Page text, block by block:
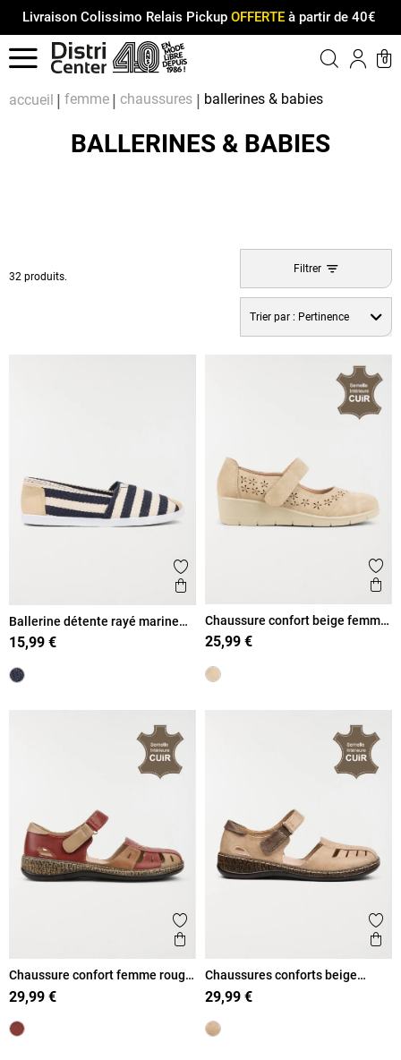
Livraison Colissimo Relais Pickup OFFERTEà partir de 40€
Menu
0
accueil femme chaussures ballerines & babies
BALLERINES & BABIES
32 produits.
Filtrer
Trier par : Pertinence
Ajouter aux favoris
Aperçu rapide
Ballerine détente rayé marine
(36-41)
15,99 €
Chaussure confort beige femme
(36-41)
25,99 €
Ajouter aux favoris
Aperçu rapide
Chaussure confort femme rouge
(36-42)
29,99 €
Chaussures conforts beige
femme (37-42)
29,99 €